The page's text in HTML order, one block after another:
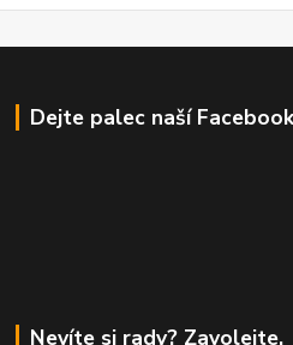
Dejte palec naší
Nevíte si rady? Zavolejte.